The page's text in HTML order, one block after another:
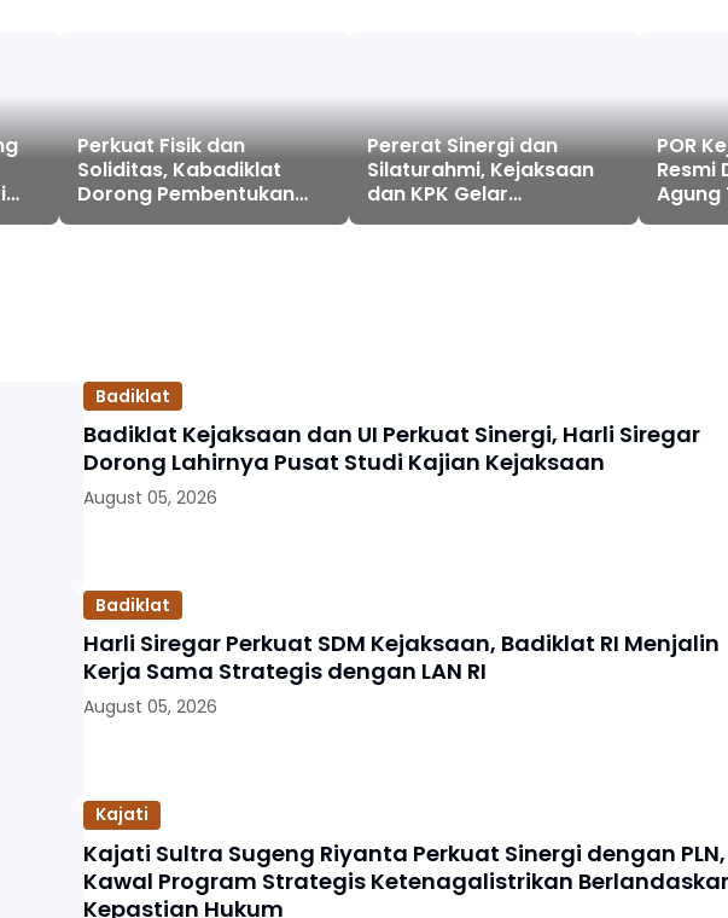
Perkuat Fisik dan
Soliditas, Kabadiklat
Dorong Pembentukan
Jaksa Tangguh Lewat
Pererat Sinergi dan
Silaturahmi, Kejaksaan
dan KPK Gelar
Pertandingan
POR
Resmi
Agung
Badiklat
Badiklat Kejaksaan dan UI Perkuat Sinergi, Harli Siregar
Dorong Lahirnya Pusat Studi Kajian Kejaksaan
August 05, 2026
Badiklat
Harli Siregar Perkuat SDM Kejaksaan, Badiklat RI Menjalin
Kerja Sama Strategis dengan LAN RI
August 05, 2026
Kajati
Kajati Sultra Sugeng Riyanta Perkuat Sinergi dengan PLN,
Kawal Program Strategis Ketenagalistrikan
Kepastian Hukum